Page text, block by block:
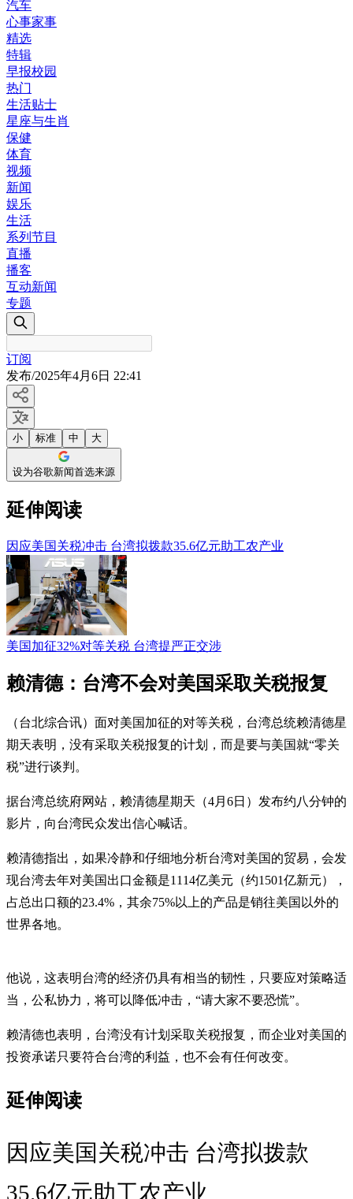
汽车
心事家事
精选
特辑
早报校园
热门
生活贴士
星座与生肖
保健
体育
视频
新闻
娱乐
生活
系列节目
直播
播客
互动新闻
专题
订阅
发布/2025年4月6日 22:41
小 标准 中 大
设为谷歌新闻首选来源
延伸阅读
因应美国关税冲击 台湾拟拨款35.6亿元助工农产业
美国加征32%对等关税 台湾提严正交涉
赖清德：台湾不会对美国采取关税报复
（台北综合讯）面对美国加征的对等关税，台湾总统赖清德星
期天表明，没有采取关税报复的计划，而是要与美国就“零关
税”进行谈判。
据台湾总统府网站，赖清德星期天（4月6日）发布约八分钟的
影片，向台湾民众发出信心喊话。
赖清德指出，如果冷静和仔细地分析台湾对美国的贸易，会发
现台湾去年对美国出口金额是1114亿美元（约1501亿新元），
占总出口额的23.4%，其余75%以上的产品是销往美国以外的
世界各地。
他说，这表明台湾的经济仍具有相当的韧性，只要应对策略适
当，公私协力，将可以降低冲击，“请大家不要恐慌”。
赖清德也表明，台湾没有计划采取关税报复，而企业对美国的
投资承诺只要符合台湾的利益，也不会有任何改变。
延伸阅读
因应美国关税冲击 台湾拟拨款
35.6亿元助工农产业